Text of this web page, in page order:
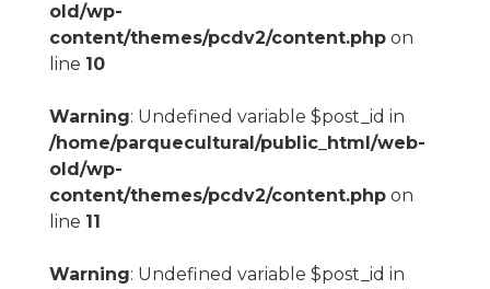
old/wp-
content/themes/pcdv2/content.phpon
line 10
Warning: Undefined variable $post_id in
/home/parquecultural/public_html/web-
old/wp-
content/themes/pcdv2/content.phpon
line 11
Warning: Undefined variable $post_id in